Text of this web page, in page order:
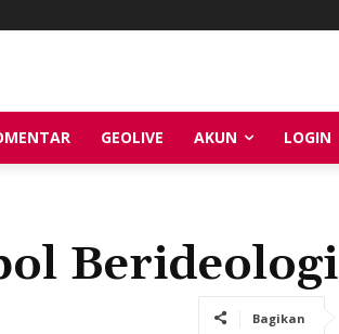
GEOLIVE AKUN LOGIN
Berideologi
Bagikan